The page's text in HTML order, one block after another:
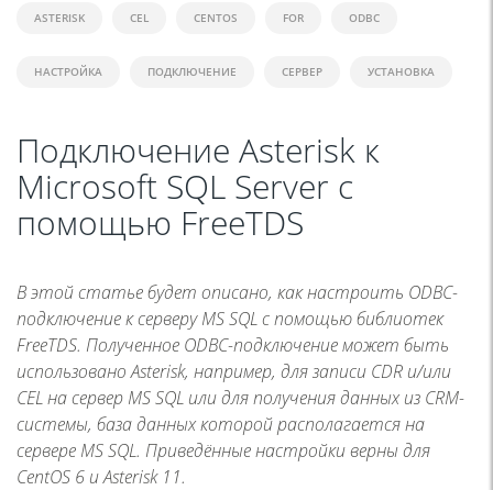
ASTERISK CEL CENTOS FOR ODBC
НАСТРОЙКА ПОДКЛЮЧЕНИЕ СЕРВЕР УСТАНОВКА
Подключение Asterisk к
Microsoft SQL Server с
помощью FreeTDS
В этой статье будет описано, как настроить ODBC-
подключение к серверу MS SQL с помощью библиотек
FreeTDS. Полученное ODBC-подключение может быть
использовано Asterisk, например, для записи CDR и/или
CEL на сервер MS SQL или для получения данных из CRM-
системы, база данных которой располагается на
сервере MS SQL. Приведённые настройки верны для
CentOS 6 и Asterisk 11.